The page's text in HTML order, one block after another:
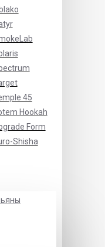
45
Hookah
Form
Shisha